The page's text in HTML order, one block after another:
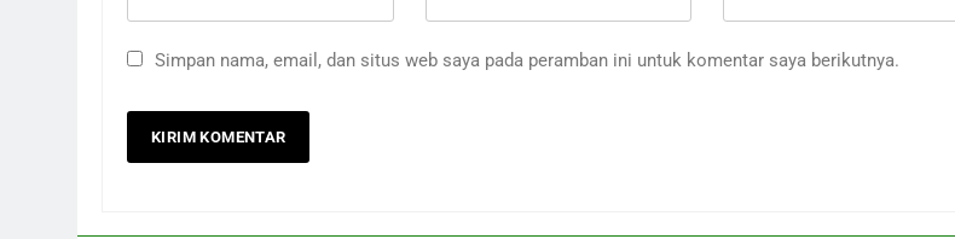
Simpan nama, email, dan situs web saya pada peramban ini untuk komentar saya berikutnya.